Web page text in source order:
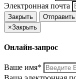
Электронная почта
Закрыть
Отправить
×Закрыть
Онлайн-запрос
Ваше имя*